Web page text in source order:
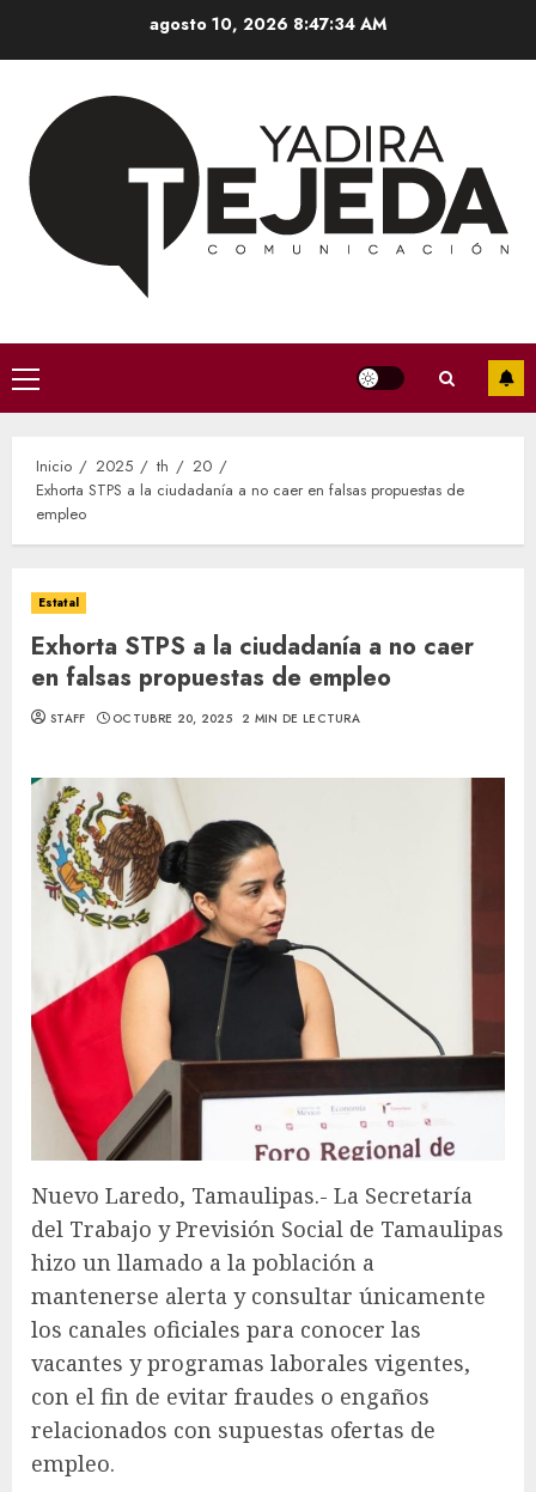
agosto 10, 2026 8:47:34 AM
Menú
principal
Inicio 2025 th
20
Exhorta STPS a la ciudadanía a no caer en falsas propuestas de
empleo
Estatal
Exhorta STPS a la ciudadanía a no caer
en falsas propuestas de empleo
STAFF OCTUBRE 20, 2025 2 MIN DE LECTURA
Nuevo Laredo, Tamaulipas.- La Secretaría
del Trabajo y Previsión Social de Tamaulipas
hizo un llamado a la población a
mantenerse alerta y consultar únicamente
los canales oficiales para conocer las
vacantes y programas laborales vigentes,
con el fin de evitar fraudes o engaños
relacionados con supuestas ofertas de
empleo.